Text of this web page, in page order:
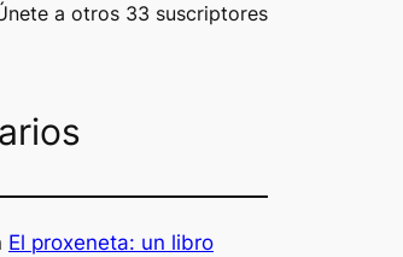
a otros 33 suscriptores
El proxeneta: un libro